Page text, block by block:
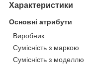
Характеристики
Основні атрибути
Виробник
Сумісність з маркою
Сумісність з моделлю